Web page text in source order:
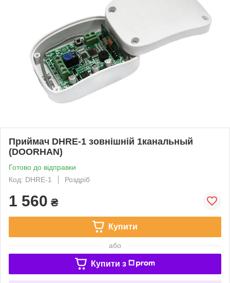
Приймач DHRE-1 зовнішній 1канальный
(DOORHAN)
Готово до відправки
Код: DHRE-1
Роздріб
1 560 ₴
Купити
або
Купити з